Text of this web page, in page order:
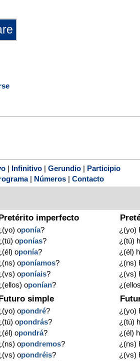
Infinitivo Gerundio
Participio
| Números Contacto
Pretérito imperfecto
oponía?
oponías?
oponía?
oponíamos?
oponíais?
oponían?
¿(yo)
¿(tú)
¿(él)
¿(ns)
¿(vs)
Futuro simple
opondré?
opondrás?
opondrá?
opondremos?
opondréis?
¿(yo)
¿(tú)
¿(él)
¿(ns)
¿(vs)